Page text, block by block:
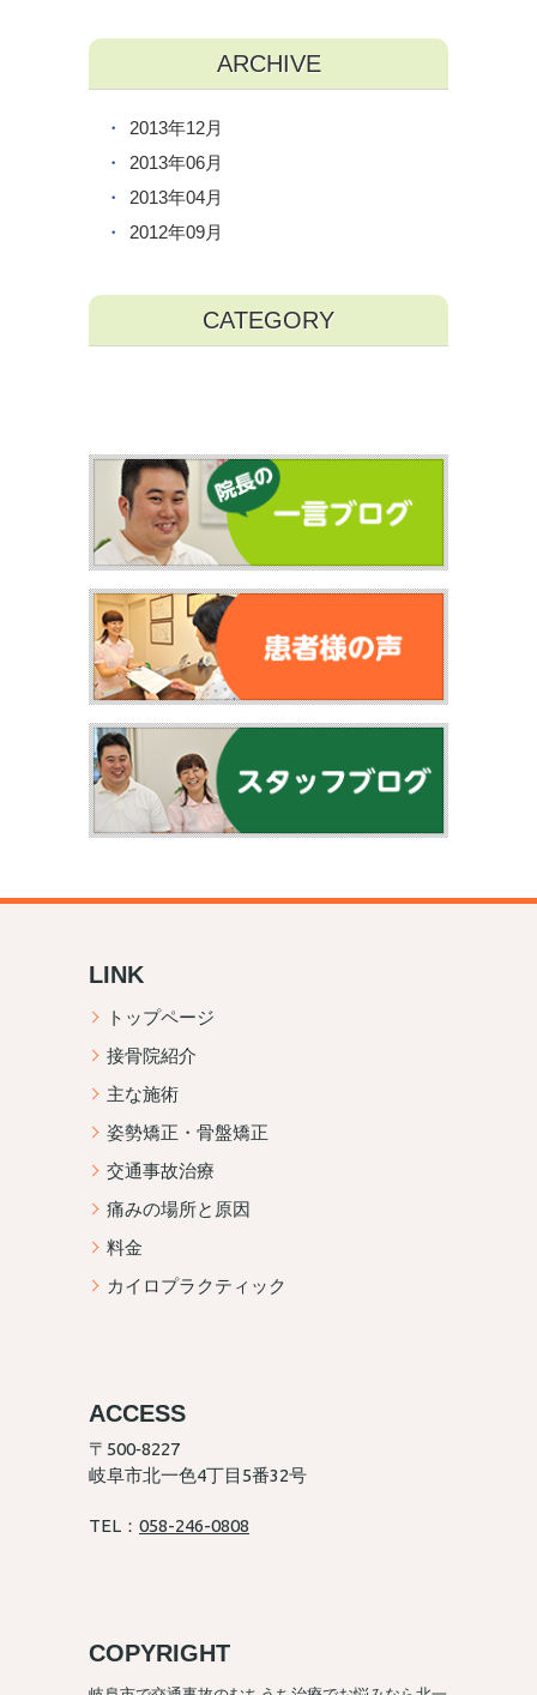
ARCHIVE
2013年12月
2013年06月
2013年04月
2012年09月
CATEGORY
LINK
トップページ
接骨院紹介
主な施術
姿勢矯正・骨盤矯正
交通事故治療
痛みの場所と原因
料金
カイロプラクティック
ACCESS
〒500‐8227
岐阜市北一色4丁目5番32号
TEL： 058-246-0808
COPYRIGHT